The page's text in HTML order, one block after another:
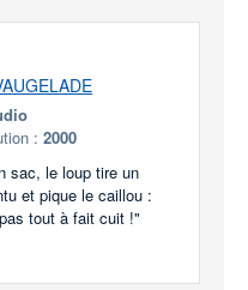
: 2000
sac, le loup tire un
et pique le caillou :
tout à fait cuit !"